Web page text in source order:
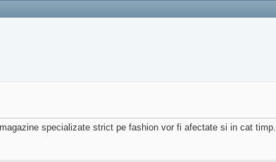
specializate strict pe fashion vor fi afectate si in cat timp.